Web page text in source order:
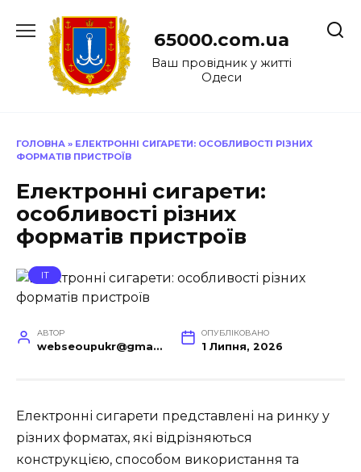
до
65000.com.ua
Ваш провідник у житті
Одеси
ГОЛОВНА » ЕЛЕКТРОННІ СИГАРЕТИ: ОСОБЛИВОСТІ РІЗНИХ
ФОРМАТІВ ПРИСТРОЇВ
Електронні сигарети:
особливості різних
форматів пристроїв
IT
АВТОР
webseoupukr@gmail.com
ОПУБЛІКОВАНО
1 Липня, 2026
Електронні сигарети представлені на ринку у
різних форматах, які відрізняються
конструкцією, способом використання та